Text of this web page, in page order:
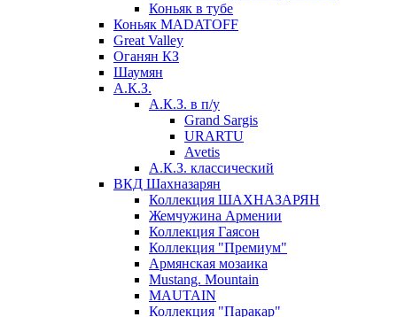
Коньяк в тубе
Коньяк MADATOFF
Great Valley
Оганян КЗ
Шаумян
А.К.З.
А.К.З. в п/у
Grand Sargis
URARTU
Avetis
А.К.З. классический
ВКД Шахназарян
Коллекция ШАХНАЗАРЯН
Жемчужина Армении
Коллекция Гаясон
Коллекция "Премиум"
Армянская мозаика
Mustang. Mountain
MAUTAIN
Коллекция "Паракар"